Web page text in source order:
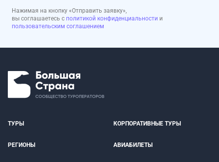
Нажимая на кнопку «Отправить заявку»,
вы соглашаетесь с политикой конфиденциальности и
пользовательским соглашением
ТУРЫ КОРПОРАТИВНЫЕ ТУРЫ
РЕГИОНЫ АВИАБИЛЕТЫ